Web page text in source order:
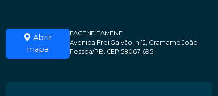
Abrir
mapa
FACENE FAMENE
Avenida Frei Galvão, n 12, Gramame João
Pessoa/PB. CEP:58067-695